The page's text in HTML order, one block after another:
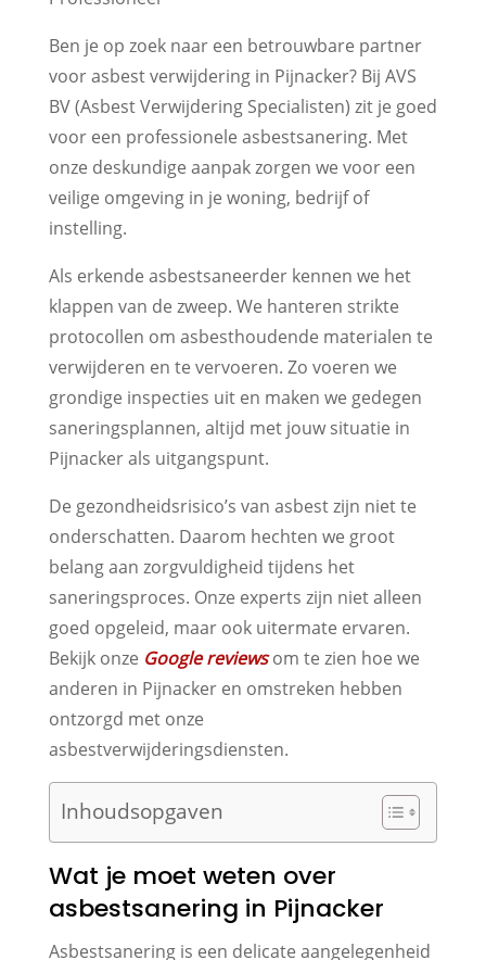
Ben je op zoek naar een betrouwbare partner
voor asbest verwijdering in Pijnacker? Bij AVS
BV (Asbest Verwijdering Specialisten) zit je goed
voor een professionele asbestsanering. Met
onze deskundige aanpak zorgen we voor een
veilige omgeving in je woning, bedrijf of
instelling.
Als erkende asbestsaneerder kennen we het
klappen van de zweep. We hanteren strikte
protocollen om asbesthoudende materialen te
verwijderen en te vervoeren. Zo voeren we
grondige inspecties uit en maken we gedegen
saneringsplannen, altijd met jouw situatie in
Pijnacker als uitgangspunt.
De gezondheidsrisico’s van asbest zijn niet te
onderschatten. Daarom hechten we groot
belang aan zorgvuldigheid tijdens het
saneringsproces. Onze experts zijn niet alleen
goed opgeleid, maar ook uitermate ervaren.
Bekijk onze Google reviewsom te zien hoe we
anderen in Pijnacker en omstreken hebben
ontzorgd met onze
asbestverwijderingsdiensten.
Inhoudsopgaven
Wat je moet weten over
asbestsanering in Pijnacker
Asbestsanering is een delicate aangelegenheid